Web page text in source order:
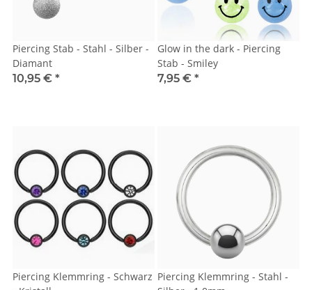
Piercing Stab - Stahl - Silber -
Diamant
10,95 € *
Glow in the dark - Piercing
Stab - Smiley
7,95 € *
Piercing Klemmring - Schwarz Piercing Klemmring - Stahl -